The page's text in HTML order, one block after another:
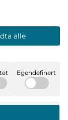
alle
Egendefinert